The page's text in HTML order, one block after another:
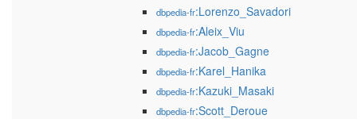
dbpedia-fr:Lorenzo_Savadori
dbpedia-fr:Aleix_Viu
dbpedia-fr:Jacob_Gagne
dbpedia-fr:Karel_Hanika
dbpedia-fr:Kazuki_Masaki
dbpedia-fr:Scott_Deroue